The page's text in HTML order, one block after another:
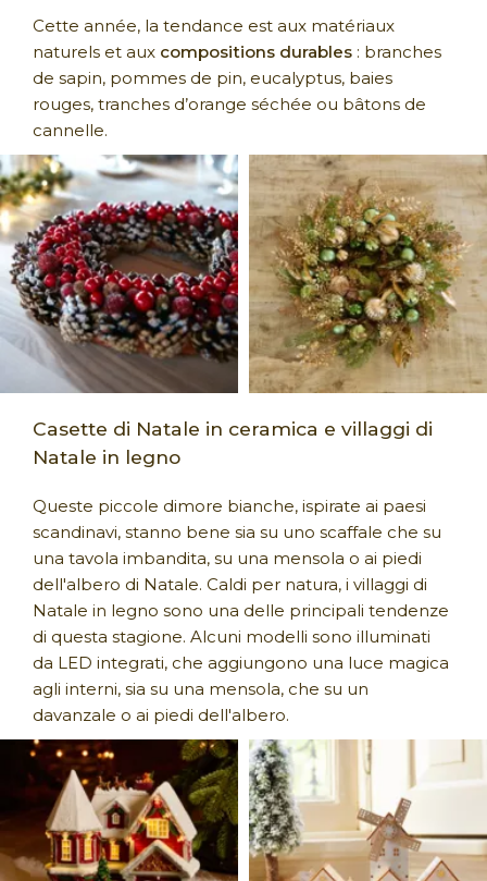
Cette année, la tendance est aux matériaux
naturels et aux compositions durables : branches
de sapin, pommes de pin, eucalyptus, baies
rouges, tranches d’orange séchée ou bâtons de
cannelle.
Casette di Natale in ceramica e villaggi di
Natale in legno
Queste piccole dimore bianche, ispirate ai paesi
scandinavi, stanno bene sia su uno scaffale che su
una tavola imbandita, su una mensola o ai piedi
dell'albero di Natale. Caldi per natura, i villaggi di
Natale in legno sono una delle principali tendenze
di questa stagione. Alcuni modelli sono illuminati
da LED integrati, che aggiungono una luce magica
agli interni, sia su una mensola, che su un
davanzale o ai piedi dell'albero.